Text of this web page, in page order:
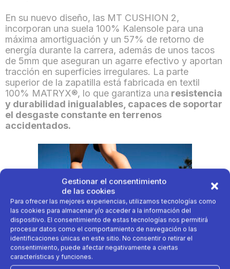
Gestionar el consentimiento
de las cookies
Para ofrecer las mejores experiencias, utilizamos tecnologías como
las cookies para almacenar y/o acceder a la información del
dispositivo. El consentimiento de estas tecnologías nos permitirá
procesar datos como el comportamiento de navegación o las
identificaciones únicas en este sitio. No consentir o retirar el
consentimiento, puede afectar negativamente a ciertas
características y funciones.
En su nuevo diseño, las MT CUSHION 2,
incorporan una suela 100% Kalensole para una
máxima amortiguación y un 57% de retorno de
energía durante la carrera, además de unos tacos
de 5mm que aseguran un agarre efectivo y aportan
tracción en superficies irregulares. La parte
superior de la zapatilla está fabricada en textil
100% MATRYX®, lo que garantiza una resistencia
y durabilidad inigualables, capaces de soportar
el desgaste constante en terrenos
accidentados.
Este modelo cuenta con un drop de 4mm y un peso